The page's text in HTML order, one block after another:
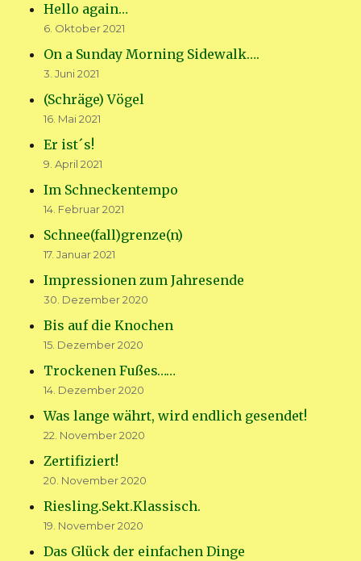
Hello again…
6. Oktober 2021
On a Sunday Morning Sidewalk….
3. Juni 2021
(Schräge) Vögel
16. Mai 2021
Er ist´s!
9. April 2021
Im Schneckentempo
14. Februar 2021
Schnee(fall)grenze(n)
17. Januar 2021
Impressionen zum Jahresende
30. Dezember 2020
Bis auf die Knochen
15. Dezember 2020
Trockenen Fußes……
14. Dezember 2020
Was lange währt, wird endlich gesendet!
22. November 2020
Zertifiziert!
20. November 2020
Riesling.Sekt.Klassisch.
19. November 2020
Das Glück der einfachen Dinge